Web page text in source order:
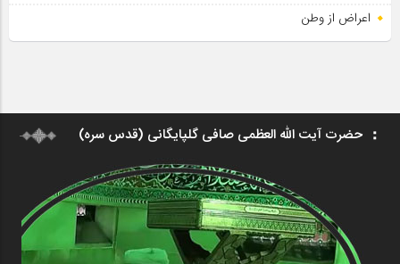
اعراض از وطن
حضرت آیت الله العظمی صافی گلپایگانی (قدس سره)